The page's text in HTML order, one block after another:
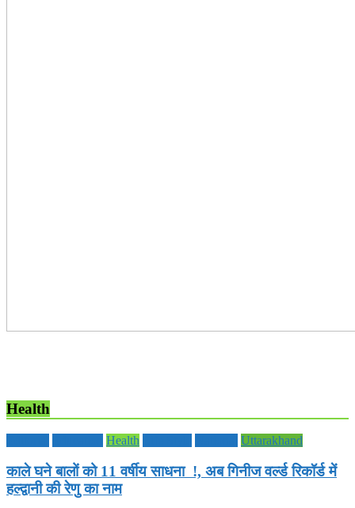
Health
Health Uttarakhand
काले घने बालों को 11 वर्षीय साधना !, अब गिनीज वर्ल्ड रिकॉर्ड में
हल्द्वानी की रेणु का नाम